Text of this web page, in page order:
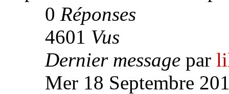
0 Réponses
4601 Vus
Dernier message par
Mer 18 Septembre